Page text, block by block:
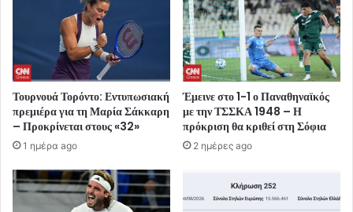
Τουρνουά Τορόντο: Εντυπωσιακή
πρεμιέρα για τη Μαρία Σάκκαρη
– Προκρίνεται στους «32»
1 ημέρα ago
Έμεινε στο 1-1 ο Παναθηναϊκός
με την ΤΣΣΚΑ 1948 – Η
πρόκριση θα κριθεί στη Σόφια
2 ημέρες ago